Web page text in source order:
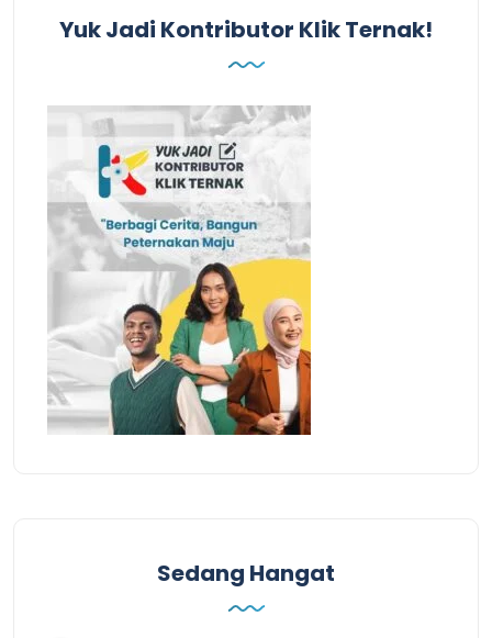
Yuk Jadi Kontributor Klik Ternak!
Sedang Hangat